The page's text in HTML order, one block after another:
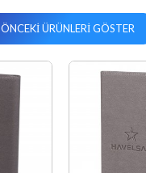
ÖNCEKI ÜRÜNLERI GÖSTER